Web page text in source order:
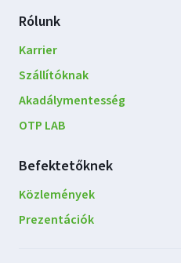
Rólunk
Karrier
Szállítóknak
Akadálymentesség
OTP LAB
Befektetőknek
Közlemények
Prezentációk